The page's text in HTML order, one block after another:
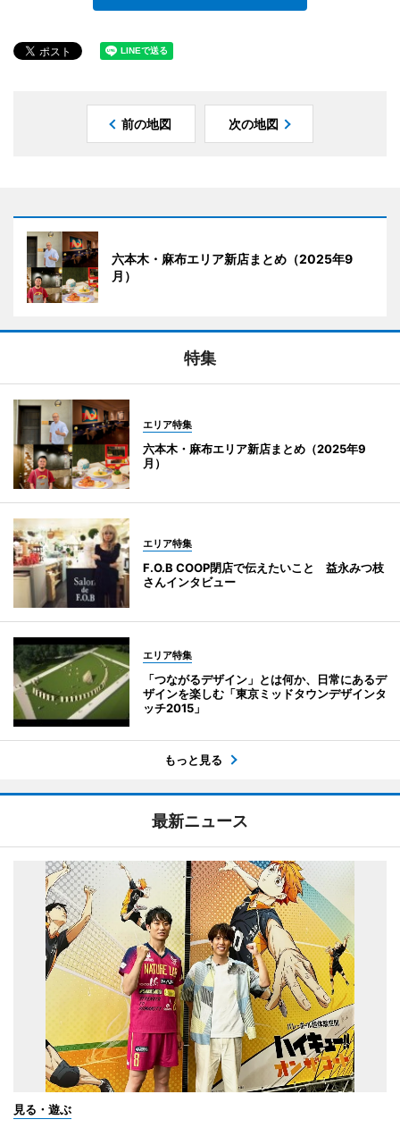
前の地図 次の地図
六本木・麻布エリア新店まとめ（2025年9
月）
特集
エリア特集
六本木・麻布エリア新店まとめ（2025年9
月）
エリア特集
F.O.B COOP閉店で伝えたいこと 益永みつ枝
さんインタビュー
エリア特集
「つながるデザイン」とは何か、日常にあるデ
ザインを楽しむ「東京ミッドタウンデザインタ
ッチ2015」
もっと見る
最新ニュース
見る・遊ぶ